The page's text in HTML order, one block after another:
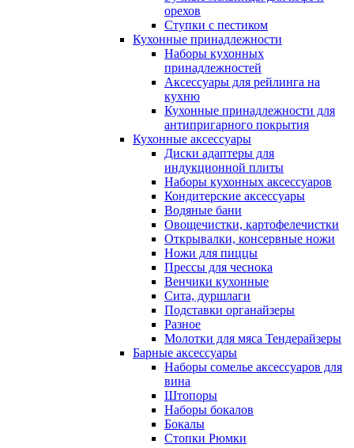
орехов
Ступки с пестиком
Кухонные принадлежности
Наборы кухонных
принадлежностей
Аксессуары для рейлинга на
кухню
Кухонные принадлежности для
антипригарного покрытия
Кухонные аксессуары
Диски адаптеры для
индукционной плиты
Наборы кухонных аксессуаров
Кондитерские аксессуары
Водяные бани
Овощечистки, картофелечистки
Открывалки, консервные ножи
Ножи для пиццы
Прессы для чеснока
Венчики кухонные
Сита, дуршлаги
Подставки органайзеры
Разное
Молотки для мяса Тендерайзеры
Барные аксессуары
Наборы сомелье аксессуаров для
вина
Штопоры
Наборы бокалов
Бокалы
Стопки Рюмки